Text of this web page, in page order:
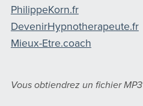
PhilippeKorn.fr
DevenirHypnotherapeute.fr
Mieux-Etre.coach
Vous obtiendrez un fichier MP3